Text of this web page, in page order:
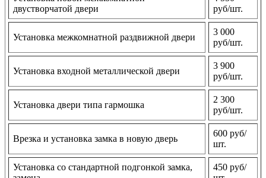
двустворчатой двери
руб/шт.
Установка межкомнатной раздвижной двери
3 000
руб/шт.
Установка входной металлической двери
3 900
руб/шт.
Установка двери типа гармошка
2 300
руб/шт.
Врезка и установка замка в новую дверь
600 руб/
шт.
Установка со стандартной подгонкой замка,
450 руб/